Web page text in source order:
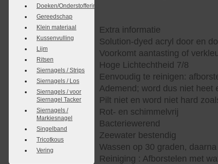
Doeken/Onderstoffering
Gereedschap
Klein materiaal
Kussenvulling
Lijm
Ritsen
Siernagels / Strips
Siernagels / Los
Siernagels / voor
Siernagel Tacker
Siernagels /
Markiesnagel
Singelband
Tricotkous
Vering
Extra informatie
Solution-dyed acryl door en
Voorkomt aantasting of
Hoge Lichtechtheid 7/8
Eenvoudig te reinigen:
Ademend; word dus niet heet
Pilt niet en word niet hard
Rot- en schimmelvrij
Bacteriewerend
Zeewater bestendig
Wassen op 30 graden,
Reiniging : Afborstelen met